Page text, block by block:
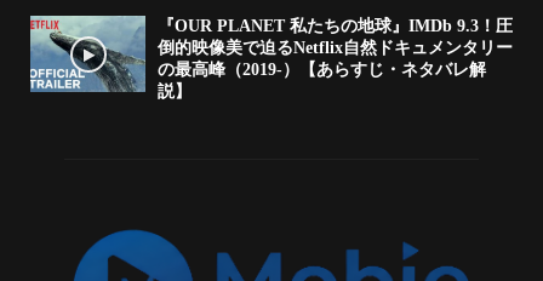
『OUR PLANET 私たちの地球』IMDb 9.3！圧
倒的映像美で迫るNetflix自然ドキュメンタリー
の最高峰（2019-）【あらすじ・ネタバレ解
説】